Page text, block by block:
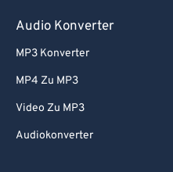
Audio Konverter
MP3 Konverter
MP4 Zu MP3
Video Zu MP3
Audiokonverter